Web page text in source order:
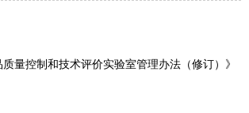
量控制和技术评价实验室管理办法（修订）》